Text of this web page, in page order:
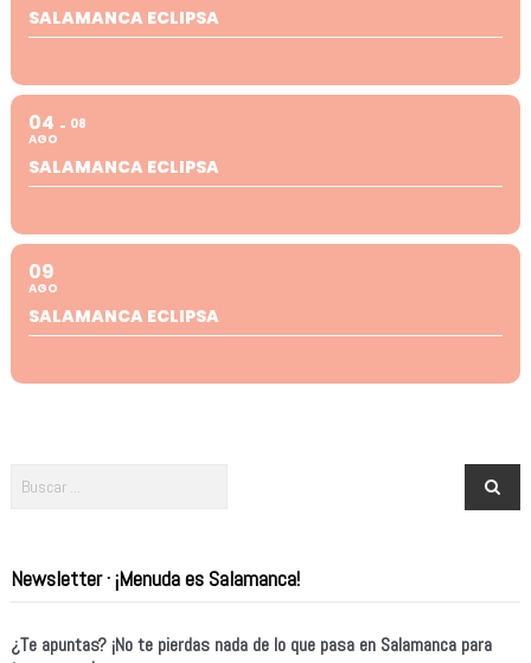
SALAMANCA ECLIPSA
04
AGO
08
SALAMANCA ECLIPSA
09
AGO
SALAMANCA ECLIPSA
Newsletter · ¡Menuda es Salamanca!
¿Te apuntas? ¡No te pierdas nada de lo que pasa en Salamanca para